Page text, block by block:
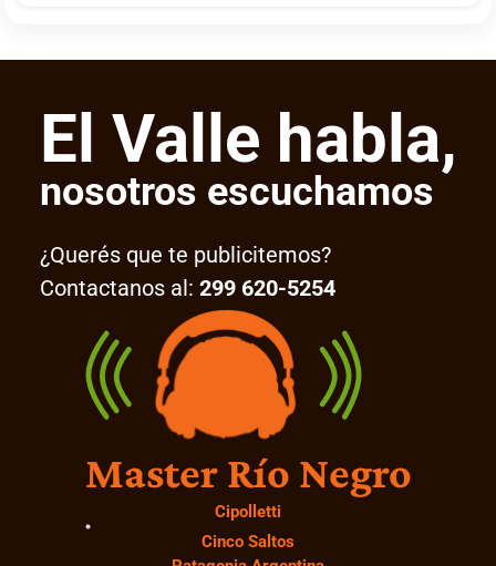
El Valle habla,
nosotros escuchamos
¿Querés que te publicitemos?
Contactanos al: 299 620-5254
Master Río Negro
Cipolletti
Cinco Saltos